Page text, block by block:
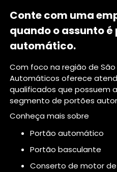
Conte com uma
quando o assunto é
automático.
Com foco na região de São
Automáticos oferece
qualificados que possuem
segmento de portões
Conheça mais sobre
portão automático
portão basculante
conserto de motor